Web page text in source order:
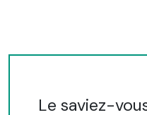
Le saviez-